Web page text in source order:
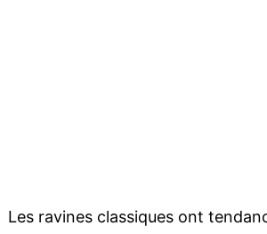
Les ravines classiques ont